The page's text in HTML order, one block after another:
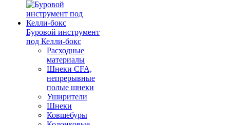
Буровой инструмент
под Келли-бокс
Расходные
материалы
Шнеки CFA,
непрерывные
полые шнеки
Уширители
Шнеки
Ковшебуры